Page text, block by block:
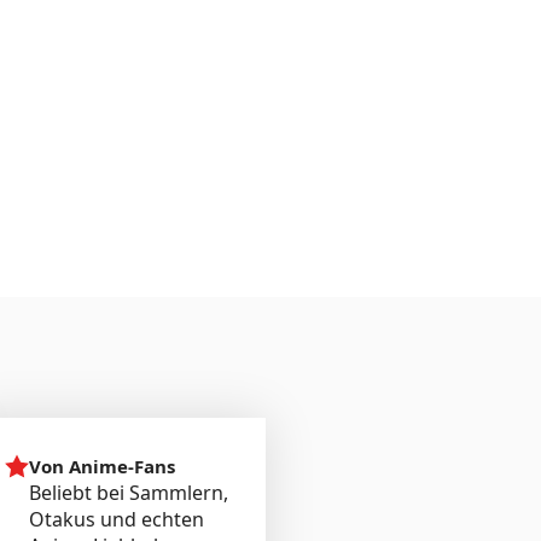
Von Anime-Fans
Beliebt bei Sammlern,
Otakus und echten